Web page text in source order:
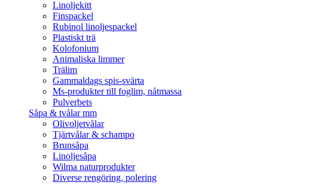
Linoljekitt
Finspackel
Rubinol linoljespackel
Plastiskt trä
Kolofonium
Animaliska limmer
Trälim
Gammaldags spis-svärta
Ms-produkter till foglim, nåtmassa
Pulverbets
Såpa & tvålar mm
Olivoljetvålar
Tjärtvålar & schampo
Brunsåpa
Linoljesåpa
Wilma naturprodukter
Diverse rengöring, polering